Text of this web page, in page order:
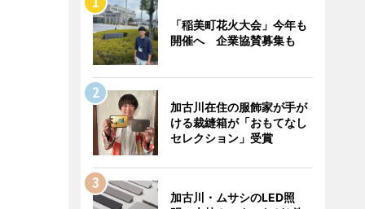
「稲美町花火大会」今年も
開催へ 企業協賛募集も
加古川在住の服飾家が手が
ける裁縫箱が「おもてなし
セレクション」受賞
加古川・ムサシのLED照